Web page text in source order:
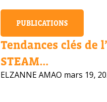
PUBLICATIONS
Tendances clés de
STEAM...
ELZANNE AMAO mars 19,